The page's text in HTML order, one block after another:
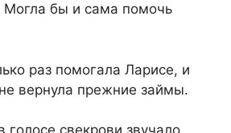
Могла бы и сама помочь
раз помогала Ларисе, и
вернула прежние займы.